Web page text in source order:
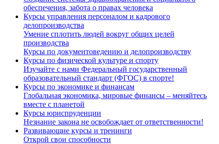
обеспечения, забота о правах человека
Курсы управления персоналом и кадрового
делопроизводства
Умение сплотить людей вокруг общих целей
производства
Курсы по документоведению и делопроизводству
Курсы по физической культуре и спорту
Изучайте с нами Федеральный государственный
образовательный стандарт (ФГОС) в спорте!
Курсы по экономике и финансам
Глобальная экономика, мировые финансы – меняйтесь
вместе с планетой
Курсы юриспруденции
Незнание закона не освобождает от ответственности!
Развивающие курсы и тренинги
Открой свои способности